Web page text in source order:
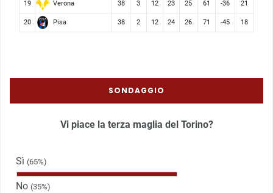
19 Verona 38 3 12 23 25 61 -36 21
20 Pisa 38 2 12 24 26 71 -45 18
SONDAGGIO
Vi piace la terza maglia del Torino?
Sì (65%)
No (35%)